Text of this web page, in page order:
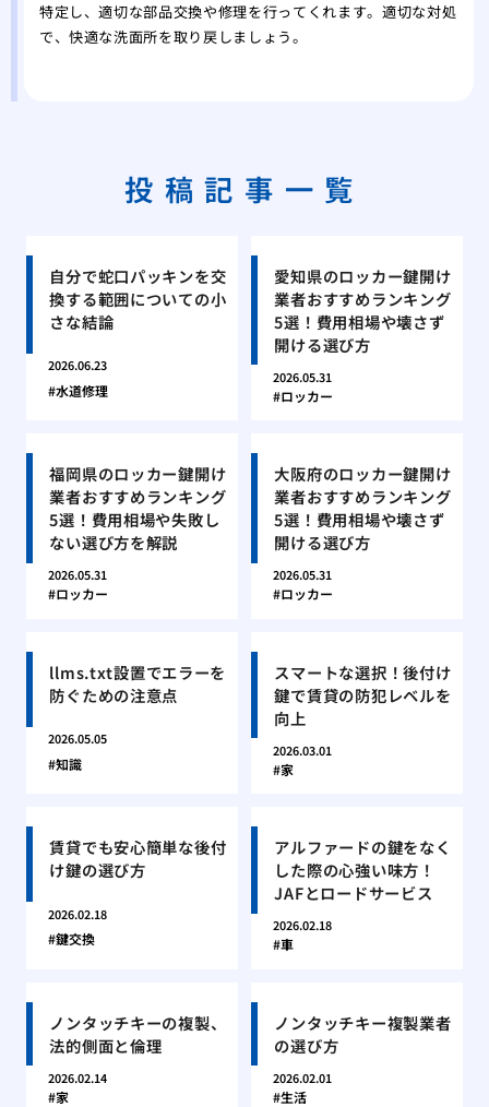
特定し、適切な部品交換や修理を行ってくれます。適切な対処
で、快適な洗面所を取り戻しましょう。
投稿記事一覧
自分で蛇口パッキンを交
換する範囲についての小
さな結論
2026.06.23
水道修理
愛知県のロッカー鍵開け
業者おすすめランキング
5選！費用相場や壊さず
開ける選び方
2026.05.31
ロッカー
福岡県のロッカー鍵開け
業者おすすめランキング
5選！費用相場や失敗し
ない選び方を解説
2026.05.31
ロッカー
大阪府のロッカー鍵開け
業者おすすめランキング
5選！費用相場や壊さず
開ける選び方
2026.05.31
ロッカー
llms.txt設置でエラーを
防ぐための注意点
2026.05.05
知識
スマートな選択！後付け
鍵で賃貸の防犯レベルを
向上
2026.03.01
家
賃貸でも安心簡単な後付
け鍵の選び方
2026.02.18
鍵交換
アルファードの鍵をなく
した際の心強い味方！
JAFとロードサービス
2026.02.18
車
ノンタッチキーの複製、
法的側面と倫理
2026.02.14
家
ノンタッチキー複製業者
の選び方
2026.02.01
生活